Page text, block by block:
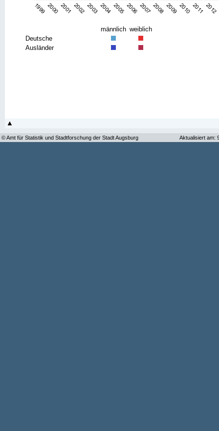
männlich weiblich
Deutsche
Ausländer
© Amt für Statistik und Stadtforschung der Stadt Augsburg Aktualisiert am: